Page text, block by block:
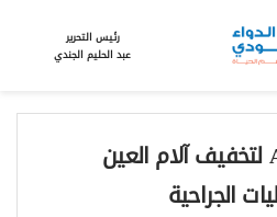
رئيس التحرير
عبد الحليم الجندي
أكوافيل – ACUVAIL لتخفيف آلام العين
الجراحية